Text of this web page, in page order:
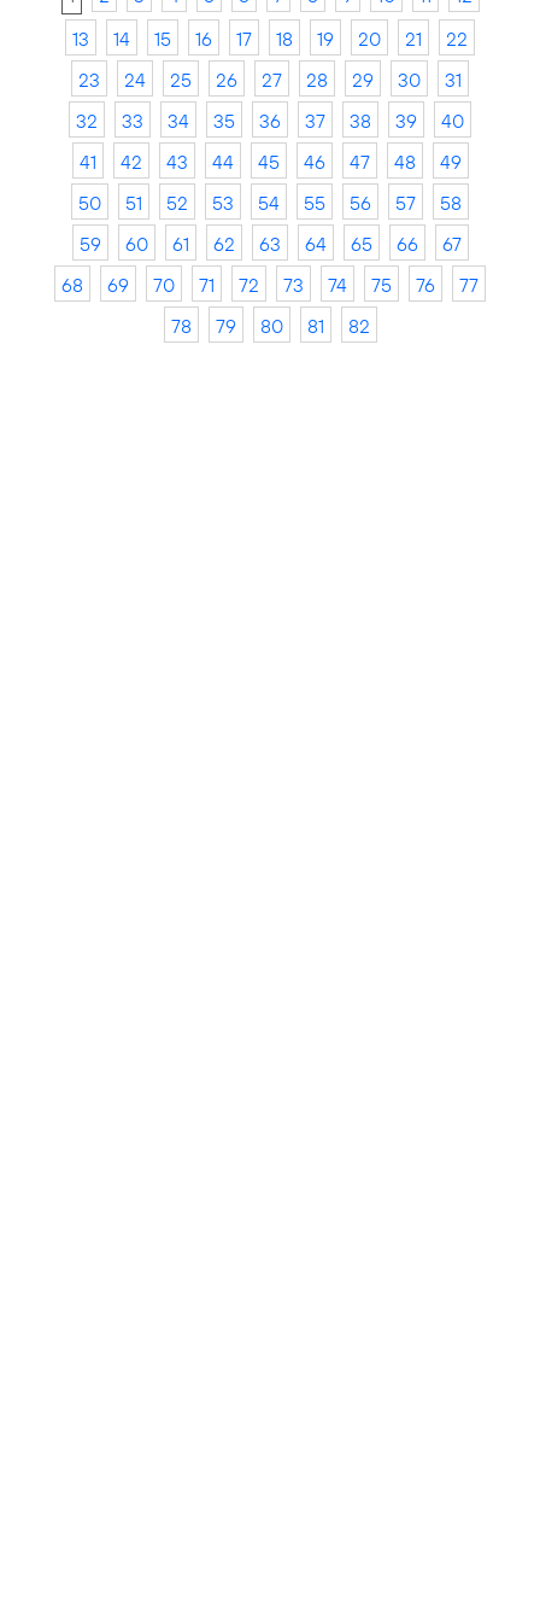
13
14 15 16 17 18 19 20 21
22
23
24 25 26 27 28 29 30
31
32
33 34 35 36 37 38 39
40
41
42 43 44 45 46 47 48
49
50
51 52 53 54 55 56 57
58
59
60 61 62 63 64 65 66
67
68
69 70 71 72 73 74 75 76
77
78
79 80 81 82